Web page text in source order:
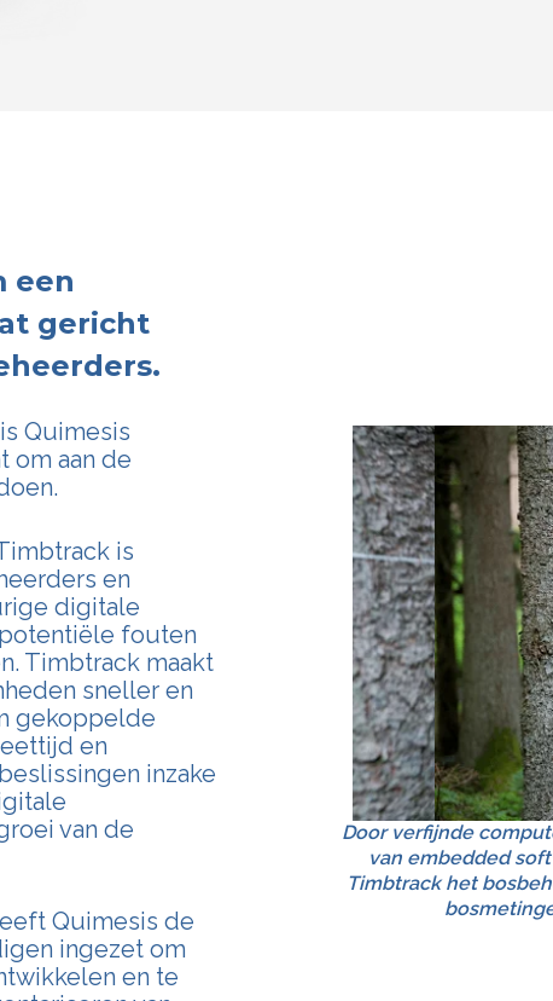
een
gericht
Quimesis
om aan de
is
en
digitale
fouten
Timbtrack maakt
sneller en
gekoppelde
en
inzake
van de
Quimesis de
ingezet om
en te
Door verfijnde
van embedded
Timbtrack het